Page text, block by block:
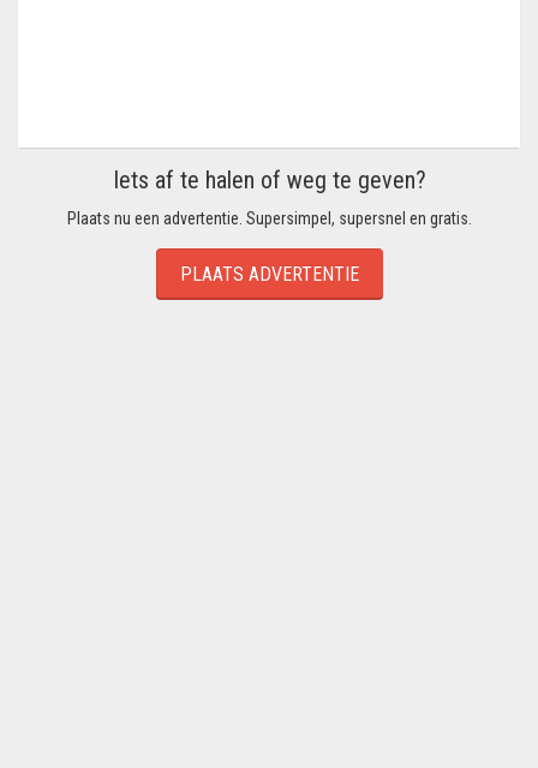
Iets af te halen of weg te geven?
Plaats nu een advertentie. Supersimpel, supersnel en gratis.
PLAATS ADVERTENTIE